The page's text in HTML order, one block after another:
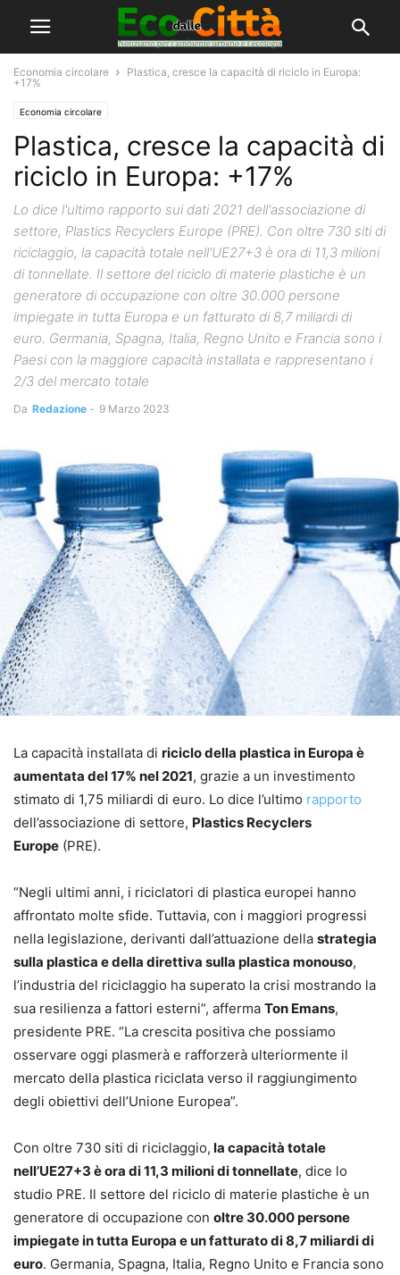
Economia circolare
Plastica, cresce la capacità di riciclo in Europa:
+17%
Economia circolare
Plastica, cresce la capacità di
riciclo in Europa: +17%
Lo dice l'ultimo rapporto sui dati 2021 dell'associazione di
settore, Plastics Recyclers Europe (PRE). Con oltre 730 siti di
riciclaggio, la capacità totale nell'UE27+3 è ora di 11,3 milioni
di tonnellate. Il settore del riciclo di materie plastiche è un
generatore di occupazione con oltre 30.000 persone
impiegate in tutta Europa e un fatturato di 8,7 miliardi di
euro. Germania, Spagna, Italia, Regno Unito e Francia sono i
Paesi con la maggiore capacità installata e rappresentano i
2/3 del mercato totale
Da Redazione - 9 Marzo 2023
La capacità installata di riciclo della plastica in Europa è
aumentata del 17% nel 2021, grazie a un investimento
stimato di 1,75 miliardi di euro. Lo dice l’ultimo rapporto
dell’associazione di settore, Plastics Recyclers
Europe (PRE).
“Negli ultimi anni, i riciclatori di plastica europei hanno
affrontato molte sfide. Tuttavia, con i maggiori progressi
nella legislazione, derivanti dall’attuazione della strategia
sulla plastica e della direttiva sulla plastica monouso,
l’industria del riciclaggio ha superato la crisi mostrando la
sua resilienza a fattori esterni”, afferma Ton Emans,
presidente PRE. “La crescita positiva che possiamo
osservare oggi plasmerà e rafforzerà ulteriormente il
mercato della plastica riciclata verso il raggiungimento
degli obiettivi dell’Unione Europea”.
Con oltre 730 siti di riciclaggio, la capacità totale
nell’UE27+3 è ora di 11,3 milioni di tonnellate, dice lo
studio PRE. Il settore del riciclo di materie plastiche è un
generatore di occupazione con oltre 30.000 persone
impiegate in tutta Europa e un fatturato di 8,7 miliardi di
euro. Germania, Spagna, Italia, Regno Unito e Francia sono